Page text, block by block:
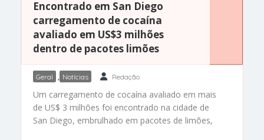
Encontrado em San Diego
carregamento de cocaína
avaliado em US$3 milhões
dentro de pacotes limões
Geral , Notícias Redação
Um carregamento de cocaína avaliado em mais
de US$ 3 milhões foi encontrado na cidade de
San Diego, embrulhado em pacotes de limões,